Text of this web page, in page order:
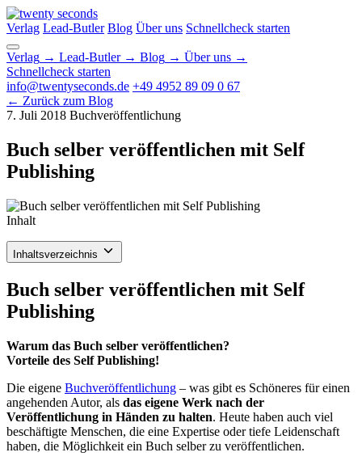
Verlag Lead-Butler Blog Über uns Schnellcheck starten
Verlag → Lead-Butler → Blog → Über uns →
Schnellcheck starten
info@twentyseconds.de +49 4952 89 09 0 67
← Zurück zum Blog
7. Juli 2018 Buchveröffentlichung
Buch selber veröffentlichen mit Self
Publishing
Inhalt
Inhaltsverzeichnis
Buch selber veröffentlichen mit Self
Publishing
Warum das Buch selber veröffentlichen?
Vorteile des Self Publishing!
Die eigene Buchveröffentlichung – was gibt es Schöneres für einen
angehenden Autor, als das eigene Werk nach der
Veröffentlichung in Händen zu halten. Heute haben auch viel
beschäftigte Menschen, die eine Expertise oder tiefe Leidenschaft
haben, die Möglichkeit ein Buch selber zu veröffentlichen.